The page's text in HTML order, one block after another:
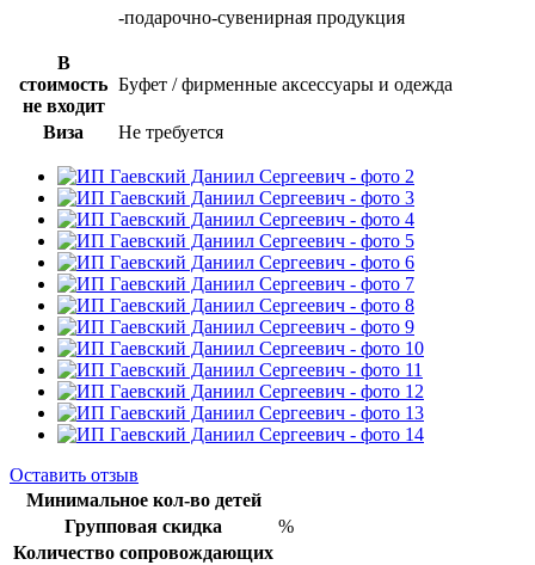
-подарочно-сувенирная продукция
В
стоимость
не входит
Буфет / фирменные аксессуары и одежда
Виза Не требуется
Оставить отзыв
Минимальное кол-во детей
Групповая скидка
%
Количество сопровождающих